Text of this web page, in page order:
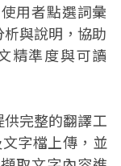
用者點選詞彙
與說明，協助
精準度與可讀
完整的翻譯工
字檔上傳，並